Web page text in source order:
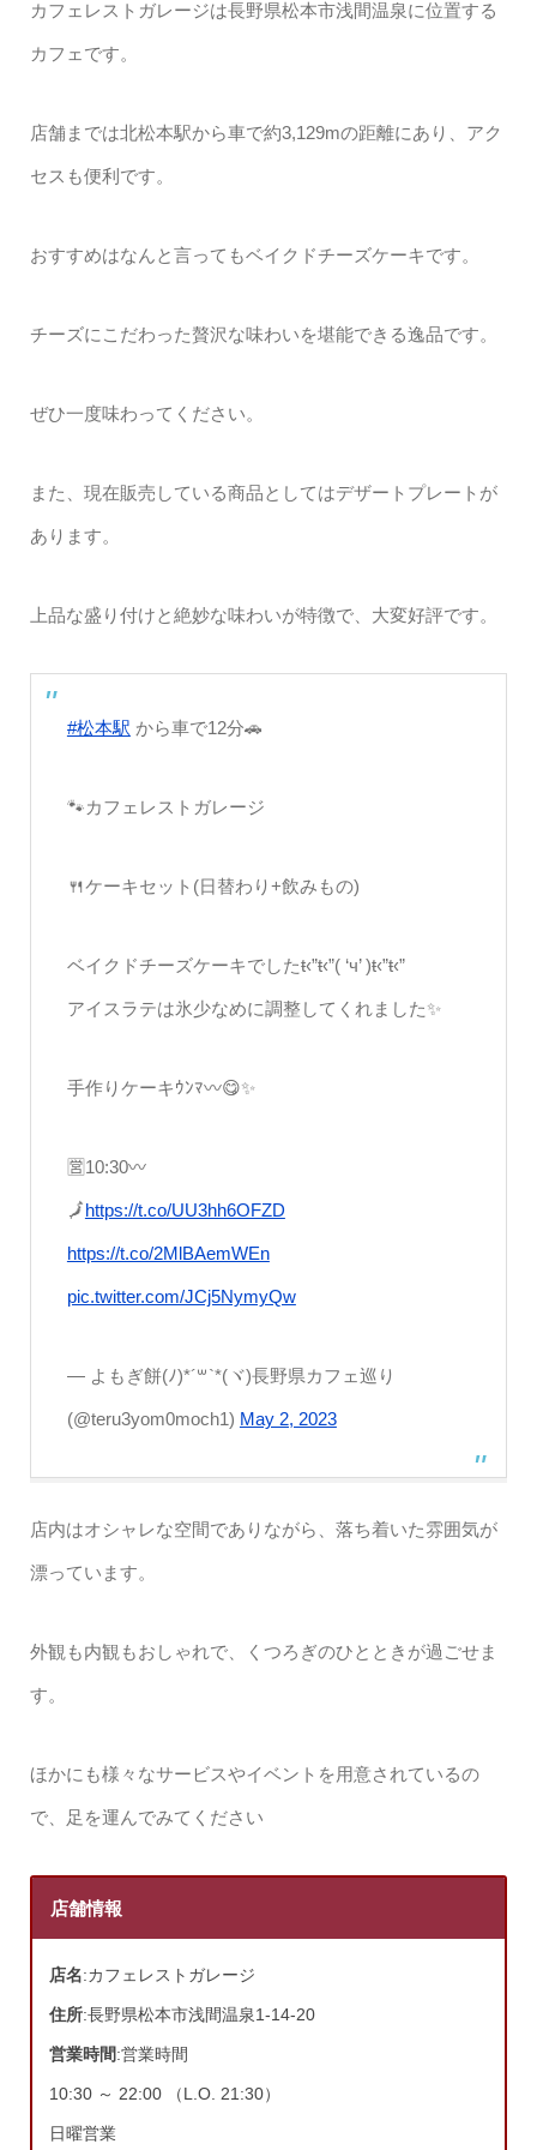
カフェレストガレージは長野県松本市浅間温泉に位置する
カフェです。
店舗までは北松本駅から車で約3,129mの距離にあり、アク
セスも便利です。
おすすめはなんと言ってもベイクドチーズケーキです。
チーズにこだわった贅沢な味わいを堪能できる逸品です。
ぜひ一度味わってください。
また、現在販売している商品としてはデザートプレートが
あります。
上品な盛り付けと絶妙な味わいが特徴で、大変好評です。
#松本駅 から車で12分🚗
🐾カフェレストガレージ
🍴ケーキセット(日替わり+飲みもの)
ベイクドチーズケーキでしたŧ‹”ŧ‹”( ‘ч’ )ŧ‹”ŧ‹”
アイスラテは氷少なめに調整してくれました✨
手作りケーキｳﾝﾏ〰😋✨
🈺10:30〰
🗾https://t.co/UU3hh6OFZD
https://t.co/2MlBAemWEn
pic.twitter.com/JCj5NymyQw
— よもぎ餅(ﾉ)*´꒳`*(ヾ)長野県カフェ巡り
(@teru3yom0moch1) May 2, 2023
店内はオシャレな空間でありながら、落ち着いた雰囲気が
漂っています。
外観も内観もおしゃれで、くつろぎのひとときが過ごせま
す。
ほかにも様々なサービスやイベントを用意されているの
で、足を運んでみてください
店舗情報
店名:カフェレストガレージ
住所:長野県松本市浅間温泉1-14-20
営業時間:営業時間
10:30 ～ 22:00 （L.O. 21:30）
日曜営業